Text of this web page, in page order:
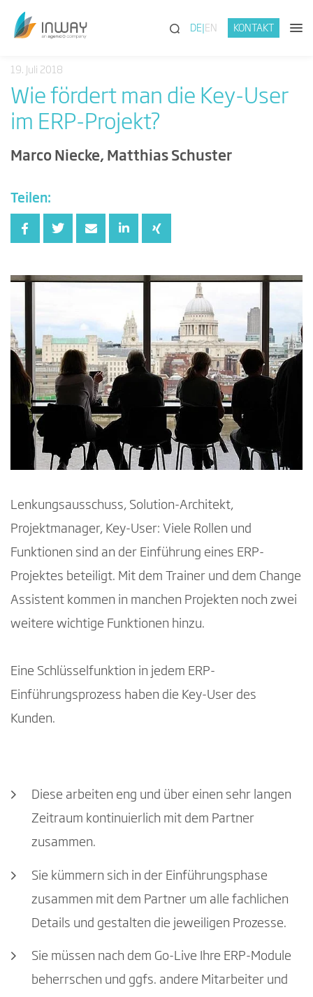
(SUCHE)
DE EN KONTAKT
19. Juli 2018
Wie fördert man die Key-User
im ERP-Projekt?
Marco Niecke, Matthias Schuster
Teilen:
Lenkungsausschuss, Solution-Architekt,
Projektmanager, Key-User: Viele Rollen und
Funktionen sind an der Einführung eines ERP-
Projektes beteiligt. Mit dem Trainer und dem Change
Assistent kommen in manchen Projekten noch zwei
weitere wichtige Funktionen hinzu.
Eine Schlüsselfunktion in jedem ERP-
Einführungsprozess haben die Key-User des
Kunden.
Diese arbeiten eng und über einen sehr langen
Zeitraum kontinuierlich mit dem Partner
zusammen.
Sie kümmern sich in der Einführungsphase
zusammen mit dem Partner um alle fachlichen
Details und gestalten die jeweiligen Prozesse.
Sie müssen nach dem Go-Live Ihre ERP-Module
beherrschen und ggfs. andere Mitarbeiter und